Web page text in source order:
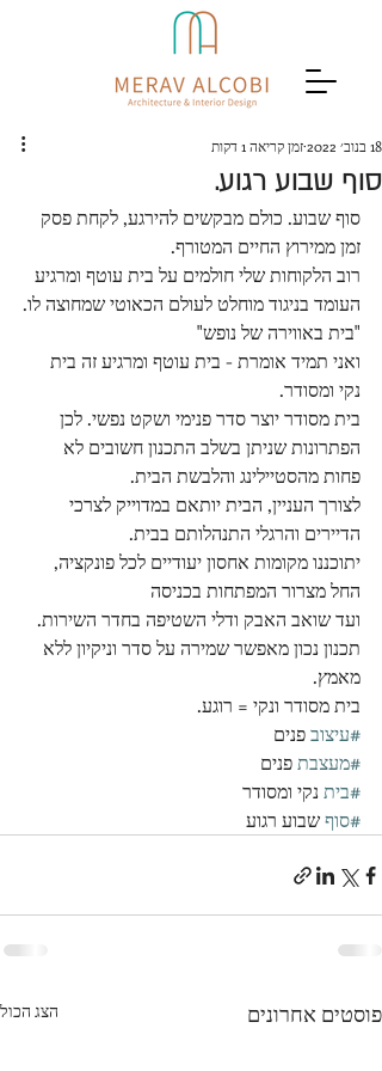
סוף שבוע רגוע.
18 בנוב׳ 2022 זמן קריאה 1 דקות
סוף שבוע. כולם מבקשים להירגע, לקחת פסק
זמן ממירוץ החיים המטורף.
רוב הלקוחות שלי חולמים על בית עוטף ומרגיע
העומד בניגוד מוחלט לעולם הכאוטי שמחוצה לו.
"בית באווירה של נופש"
ואני תמיד אומרת - בית עוטף ומרגיע זה בית
נקי ומסודר.
בית מסודר יוצר סדר פנימי ושקט נפשי. לכן
הפתרונות שניתן בשלב התכנון חשובים לא
פחות מהסטיילינג והלבשת הבית.
לצורך העניין, הבית יותאם במדוייק לצרכי
הדיירים והרגלי התנהלותם בבית.
יתוכננו מקומות אחסון יעודיים לכל פונקציה,
החל מצרור המפתחות בכניסה
ועד שואב האבק ודלי השטיפה בחדר השירות.
תכנון נכון מאפשר שמירה על סדר וניקיון ללא
מאמץ.
בית מסודר ונקי = רוגע.
#עיצוב פנים
#מעצבת פנים
#בית נקי ומסודר
#סוף שבוע רגוע
פוסטים אחרונים הצג הכול